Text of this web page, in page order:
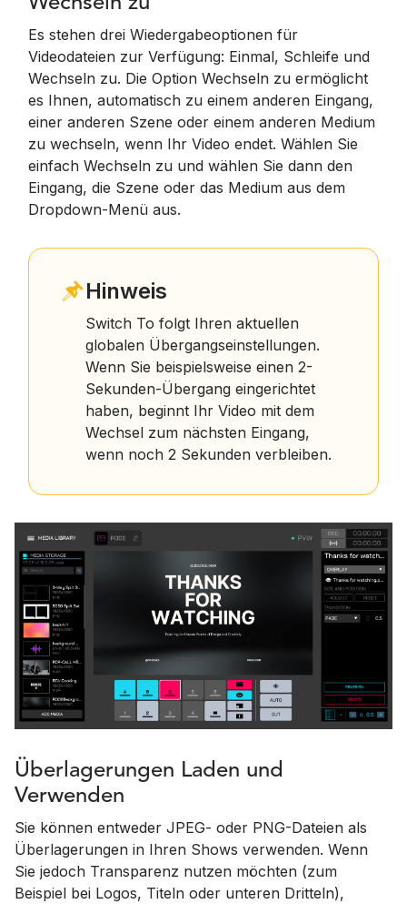
Es stehen drei Wiedergabeoptionen für
Videodateien zur Verfügung: Einmal, Schleife und
Wechseln zu. Die Option Wechseln zu ermöglicht
es Ihnen, automatisch zu einem anderen Eingang,
einer anderen Szene oder einem anderen Medium
zu wechseln, wenn Ihr Video endet. Wählen Sie
einfach Wechseln zu und wählen Sie dann den
Eingang, die Szene oder das Medium aus dem
Dropdown-Menü aus.
Hinweis
Switch To folgt Ihren aktuellen
globalen Übergangseinstellungen.
Wenn Sie beispielsweise einen 2-
Sekunden-Übergang eingerichtet
haben, beginnt Ihr Video mit dem
Wechsel zum nächsten Eingang,
wenn noch 2 Sekunden verbleiben.
Überlagerungen Laden und
Verwenden
Sie können entweder JPEG- oder PNG-Dateien als
Überlagerungen in Ihren Shows verwenden. Wenn
Sie jedoch Transparenz nutzen möchten (zum
Beispiel bei Logos, Titeln oder unteren Dritteln),